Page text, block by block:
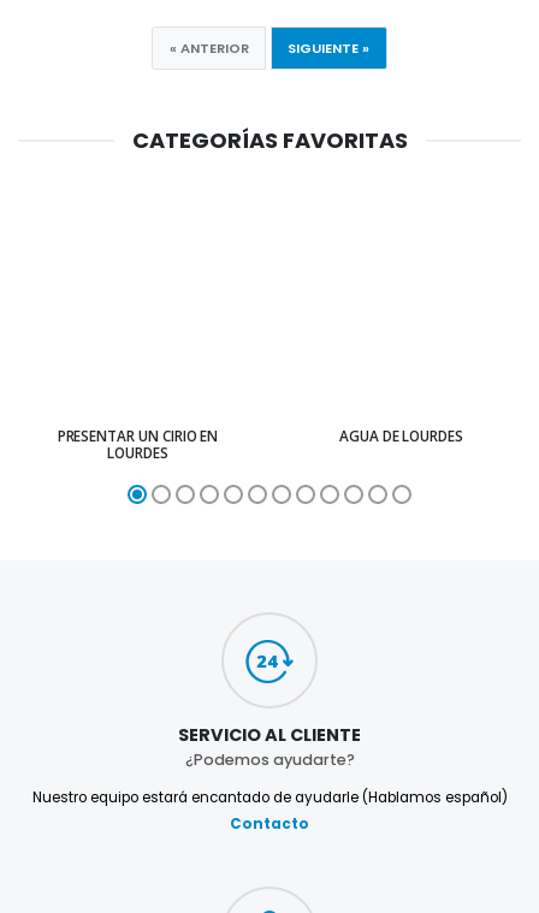
« ANTERIOR SIGUIENTE »
CATEGORÍAS FAVORITAS
PRESENTAR UN CIRIO EN
LOURDES
AGUA DE LOURDES
SERVICIO AL CLIENTE
¿Podemos ayudarte?
Nuestro equipo estará encantado de ayudarle (Hablamos español)
Contacto